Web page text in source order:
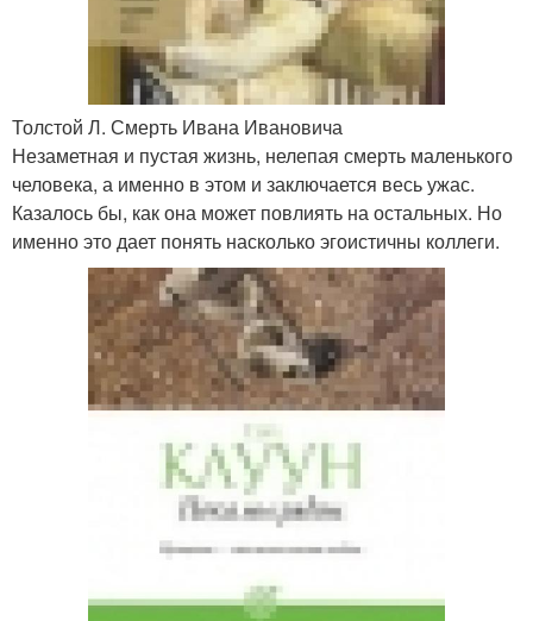
Толстой Л. Смерть Ивана Ивановича
Незаметная и пустая жизнь, нелепая смерть маленького
человека, а именно в этом и заключается весь ужас.
Казалось бы, как она может повлиять на остальных. Но
именно это дает понять насколько эгоистичны коллеги.